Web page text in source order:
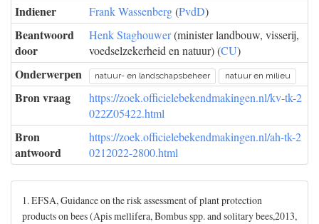
Indiener Frank Wassenberg(PvdD)
Beantwoord
door
Henk Staghouwer(minister landbouw, visserij,
voedselzekerheid en natuur) (CU)
Onderwerpen natuur- en landschapsbeheer natuur en milieu
Bron vraag
https://zoek.officielebekendmakingen.nl/kv-tk-2
022Z05422.html
Bron
antwoord
https://zoek.officielebekendmakingen.nl/ah-tk-2
0212022-2800.html
1. EFSA, Guidance on the risk assessment of plant protection
products on bees (Apis mellifera, Bombus spp. and solitary bees,2013,